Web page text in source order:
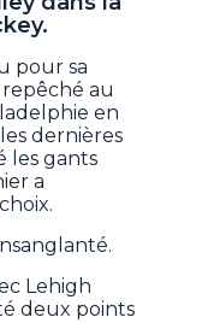
pour sa
au
en
dernières
les gants
a
Lehigh
deux points